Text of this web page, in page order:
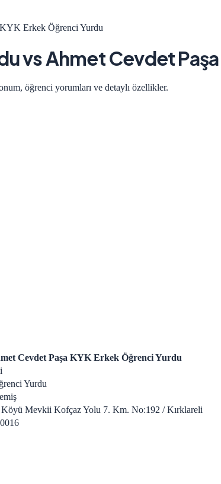
Erkek Öğrenci Yurdu
vsAhmet Cevdet
öğrenci yorumları ve detaylı özellikler.
Cevdet Paşa KYK Erkek Öğrenci Yurdu
Yurdu
Mevkii Kofçaz Yolu 7. Km. No:192 / Kırklareli